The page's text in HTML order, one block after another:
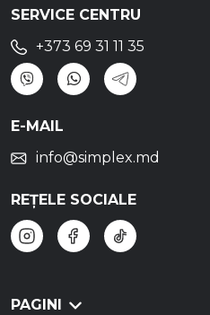
SERVICE CENTRU
+373 69 31 11 35
E-MAIL
info@simplex.md
REȚELE SOCIALE
PAGINI